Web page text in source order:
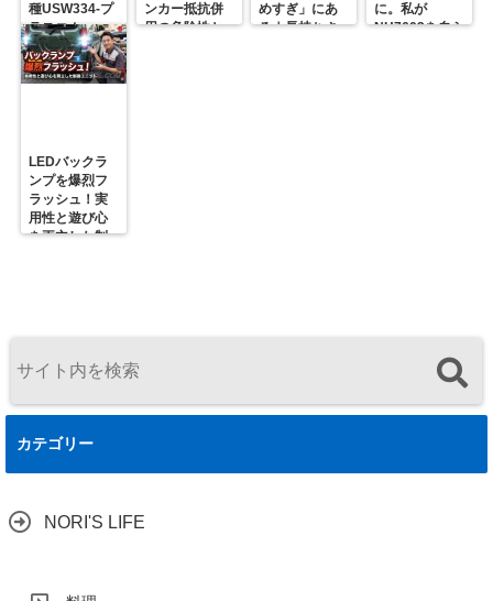
種USW334-プ
ラスコム-
R31GONTA
ンカー抵抗併
用の危険性と
めすぎ」にあ
る｜長持ちさ
に。私が
NH7603を自ら
LEDバックラ
ンプを爆烈フ
ラッシュ！実
用性と遊び心
を両立した制
カテゴリー
NORI'S LIFE